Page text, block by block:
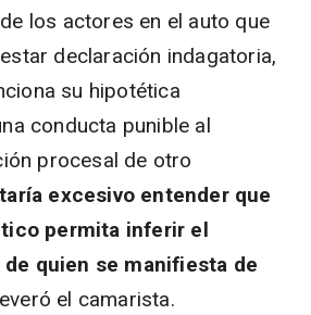
los actores en el auto que
declaración indagatoria,
su hipotética
conducta punible al
procesal de otro
excesivo entender que
permita inferir el
quien se manifiesta de
el camarista.